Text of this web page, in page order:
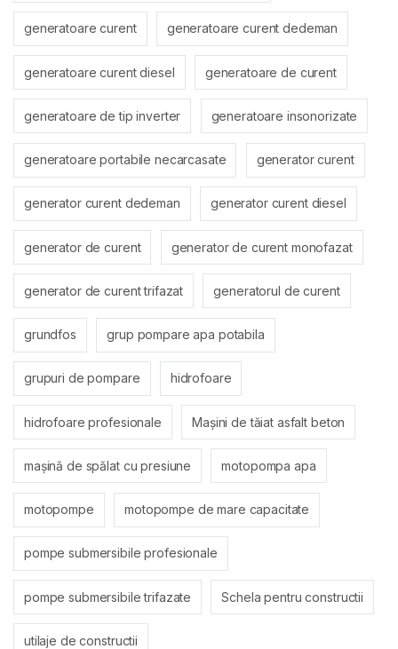
generatoare curent generatoare curent dedeman
generatoare curent diesel generatoare de curent
generatoare de tip inverter generatoare insonorizate
generatoare portabile necarcasate generator curent
generator curent dedeman generator curent diesel
generator de curent generator de curent monofazat
generator de curent trifazat generatorul de curent
grundfos grup pompare apa potabila
grupuri de pompare hidrofoare
hidrofoare profesionale Mașini de tăiat asfalt beton
mașină de spălat cu presiune motopompa apa
motopompe motopompe de mare capacitate
pompe submersibile profesionale
pompe submersibile trifazate Schela pentru constructii
utilaje de constructii